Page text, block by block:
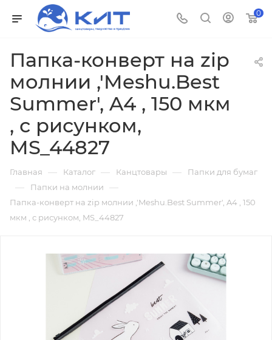
0
Папка-конверт на zip
молнии ,'Meshu.Best
Summer', A4 , 150 мкм
, с рисунком,
MS_44827
Главная — Каталог — Канцтовары — Папки для бумаг
— Папки на молнии —
Папка-конверт на zip молнии ,'Meshu.Best Summer', A4 , 150
мкм , с рисунком, MS_44827